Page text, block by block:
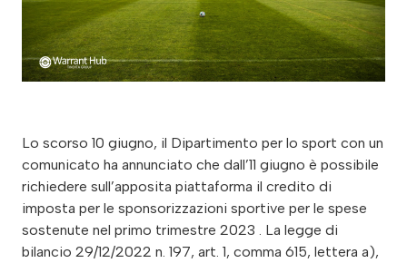
Lo scorso 10 giugno, il Dipartimento per lo sport con un
comunicato ha annunciato che dall’11 giugno è possibile
richiedere sull’apposita piattaforma il credito di
imposta per le sponsorizzazioni sportive per le spese
sostenute nel primo trimestre 2023 . La legge di
bilancio 29/12/2022 n. 197, art. 1, comma 615, lettera a),